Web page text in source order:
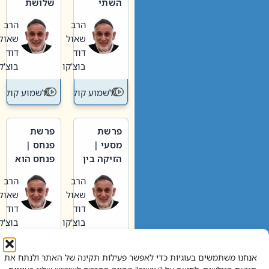
אנחנו משתמשים בעוגיות כדי לאפשר פעילות תקינה של האתר ולנתח את
וערב של
חיינו
הרב
שאול
דוד
בוצ'קו
לשמוע קול תורה – מדרש
האבות
הרב
שאול
דוד
בוצ'קו
לשמוע קול
פרשת
מסעי |
הזיקה בין
הגדול לעם הרב
שאול
דוד
בוצ'קו
לשמוע קול תורה – מדרש
פרשת
פנחס |
פנחס הוא
אליהו: בין
קנאות
הורסת
לקנאות
בונה
הרב
שאול
דוד
בוצ'קו
לשמוע קול